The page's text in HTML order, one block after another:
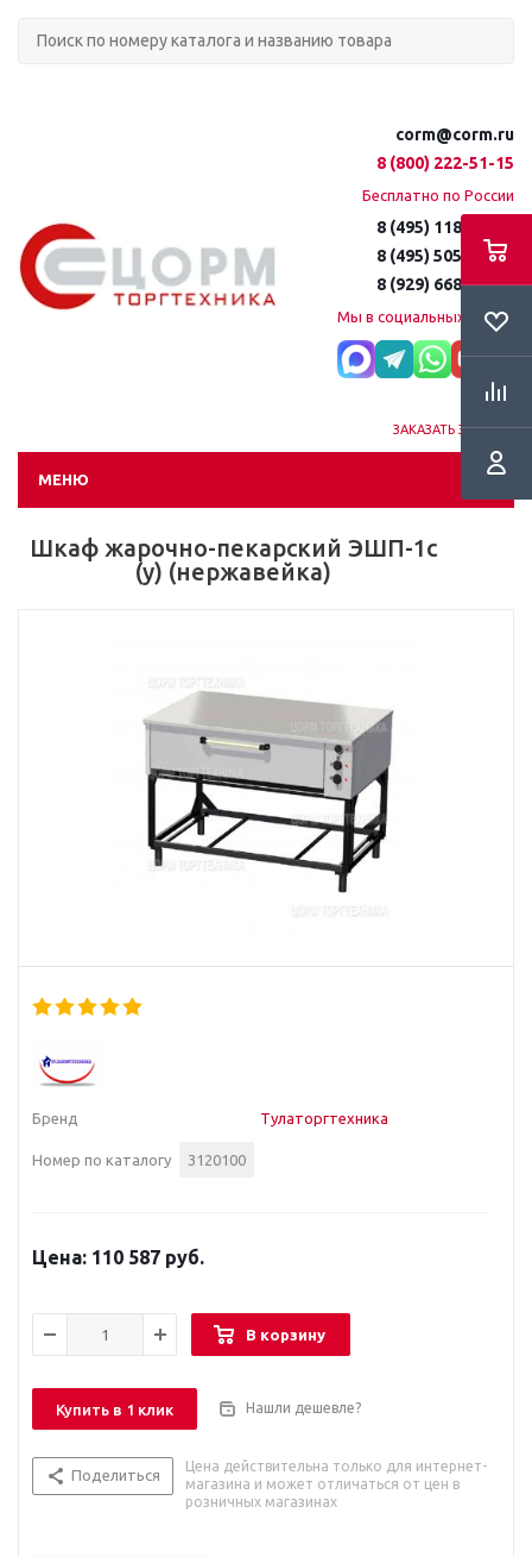
corm@corm.ru
8 (800) 222-51-15
Бесплатно по России
8 (495) 118-61-16
8 (495) 505-51-15
8 (929) 668-95-35
Мы в социальных сетях:
ЗАКАЗАТЬ ЗВОНОК
МЕНЮ
Шкаф жарочно-пекарский ЭШП-1с
(у) (нержавейка)
Бренд Тулаторгтехника
Номер по каталогу 3120100
110 587 руб.
В корзину
Купить в 1 клик Нашли дешевле?
Поделиться
Цена действительна только для интернет-
магазина и может отличаться от цен в
розничных магазинах